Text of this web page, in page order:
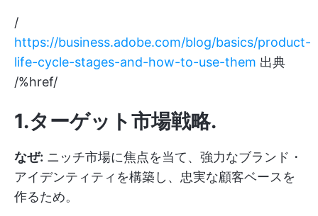
/
https://business.adobe.com/blog/basics/product-
life-cycle-stages-and-how-to-use-them 出典
/%href/
1.ターゲット市場戦略.
なぜ: ニッチ市場に焦点を当て、強力なブランド・
アイデンティティを構築し、忠実な顧客ベースを
作るため。